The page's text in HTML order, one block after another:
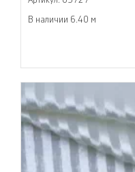
В наличии 6.40 м